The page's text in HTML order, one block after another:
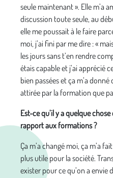
seule maintenant ». Elle m’a
discussion toute seule, au
elle me poussait à le faire
moi, j’ai fini par me dire : «
les jours sans t’en rendre
étais capable et j’ai apprécié
bien passées et ça m’a
attirée par la formation que
Est-ce qu’il y a quelque
rapport aux formations ?
Ça m’a changé moi, ça m’a
plus utile pour la société.
exister pour ce qu’on a envie